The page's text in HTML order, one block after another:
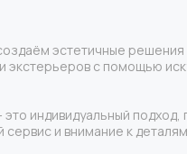
эстетичные
экстерьеров с помощью
индивидуальный подход,
сервис и внимание к